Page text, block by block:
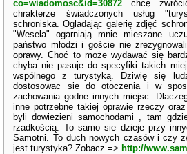
co=wiadomosc&id=30872 chcę
chrakterze świadczonych usług
schroniska. Ogladając galerię zdjęć
"Wesela" ogarniają mnie mieszane
państwo młodzi i goście nie
oprawy. Choć to może wydawać się
chyba nie pasuje do specyfiki takich
wspólnego z turystyką. Dziwię się
dostosowac sie do otoczenia i w
zachowania godne innych miejsc.
inne potrzebne takiej oprawie rzeczy
byli dowiezieni samochodami , tam
rzadkością. To samo sie dzieje przy
Samotni. To duch nowych czasów i czy
jest turystyka? Zobacz => http://